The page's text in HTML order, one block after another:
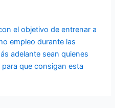
el objetivo de entrenar a
empleo durante las
adelante sean quienes
que consigan esta